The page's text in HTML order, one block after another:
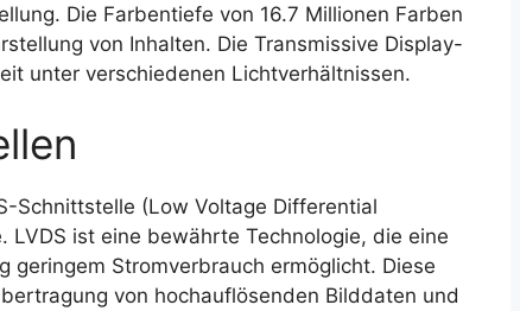
Die Farbentiefe von 16.7 Millionen Farben
von Inhalten. Die Transmissive Display-
unter verschiedenen Lichtverhältnissen.
Schnittstelle (Low Voltage Differential
ist eine bewährte Technologie, die eine
Stromverbrauch ermöglicht. Diese
von hochauflösenden Bilddaten und